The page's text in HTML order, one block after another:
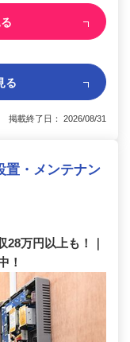
る
掲載終了日： 2026/08/31
置・メンテナン
万円以上も！｜
！